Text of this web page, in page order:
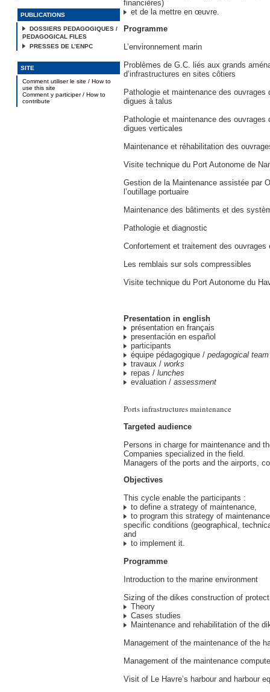
PUBLICATIONS
DOSSIERS PEDAGOGIQUES /
PEDAGOGICAL FILES
PRESSES DE L’ENPC
SITE
Comment utiliser le site / How to
use this site
Comment y participer / How to
contribute
financières)
et de la mettre en œuvre.
Programme
L’environnement marin
Problèmes de G.C. liés aux grands
d’infrastructures en sites côtiers
Pathologie et maintenance des ouvrages
digues à talus
Pathologie et maintenance des ouvrages
digues verticales
Maintenance et réhabilitation des
Visite technique du Port Autonome de
Gestion de la Maintenance assistée par
l’outillage portuaire
Maintenance des bâtiments et des
Pathologie et diagnostic
Confortement et traitement des
Les remblais sur sols compressibles
Visite technique du Port Autonome du
Presentation in english
présentation en français
presentación en español
participants
équipe pédagogique / pedagogical team
travaux / works
repas / lunches
evaluation / assessment
Ports infrastructures maintenance
Targeted audience
Persons in charge for maintenance and
Companies specialized in the field.
Managers of the ports and the airports,
Objectives
This cycle enable the participants :
to define a strategy of maintenance,
to program this strategy of
specific conditions (geographical,
and
to implement it.
Programme
Introduction to the marine environment
Sizing of the dikes construction of
Theory
Cases studies
Maintenance and rehabilitation of the
Management of the maintenance of the
Management of the maintenance
Visit of Le Havre’s harbour and harbour